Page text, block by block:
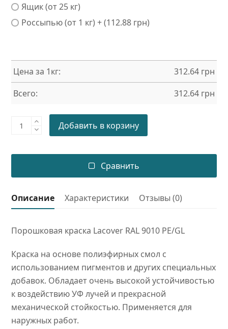
Ящик (от 25 кг)
Россыпью (от 1 кг) + (112.88 грн)
Цена за 1кг: 312.64 грн
Всего:
312.64 грн
Порошковая
PE/GL
Добавить в корзину
Сравнить
Описание Характеристики Отзывы (0)
Порошковая краска Lacover RAL 9010 PE/GL
Краска на основе полиэфирных смол с
использованием пигментов и других специальных
добавок. Обладает очень высокой устойчивостью
к воздействию УФ лучей и прекрасной
механической стойкостью. Применяется для
наружных работ.